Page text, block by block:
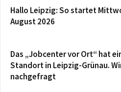
Hallo Leipzig: So startet
August 2026
Das „Jobcenter vor Ort“ hat
Standort in Leipzig-Grünau.
nachgefragt